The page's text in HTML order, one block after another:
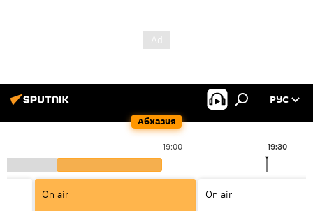
Абхазия
РУС
19:00 19:30
On air On air